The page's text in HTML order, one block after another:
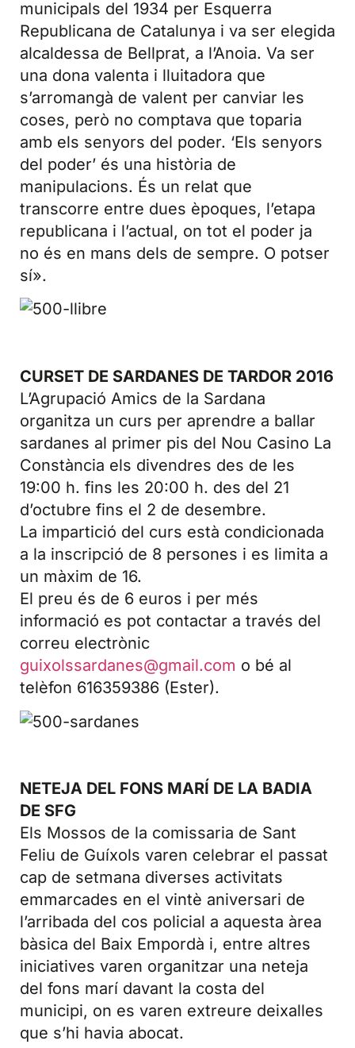
municipals del 1934 per Esquerra
Republicana de Catalunya i va ser elegida
alcaldessa de Bellprat, a l’Anoia. Va ser
una dona valenta i lluitadora que
s’arromangà de valent per canviar les
coses, però no comptava que toparia
amb els senyors del poder. ‘Els senyors
del po­der’ és una història de
manipulacions. És un relat que
transcorre entre dues èpoques, l’etapa
republicana i l’actual, on tot el poder ja
no és en mans dels de sempre. O potser
sí».
CURSET DE SARDANES DE TARDOR 2016
L’Agrupació Amics de la Sardana
organitza un curs per aprendre a ballar
sardanes al primer pis del Nou Casino La
Constància els divendres des de les
19:00 h. fins les 20:00 h. des del 21
d’octubre fins el 2 de desembre.
La impartició del curs està condicionada
a la inscripció de 8 persones i es limita a
un màxim de 16.
El preu és de 6 euros i per més
informació es pot contactar a través del
correu electrònic
guixolssardanes@gmail.com o bé al
telèfon 616359386 (Ester).
NETEJA DEL FONS MARÍ DE LA BADIA
DE SFG
Els Mossos de la comissaria de Sant
Feliu de Guíxols varen celebrar el passat
cap de setmana diverses activitats
emmarcades en el vintè aniversari de
l’arribada del cos policial a aquesta àrea
bàsica del Baix Empordà i, entre altres
iniciatives varen organitzar una neteja
del fons marí davant la costa del
municipi, on es varen extreure deixalles
que s’hi havia abocat.